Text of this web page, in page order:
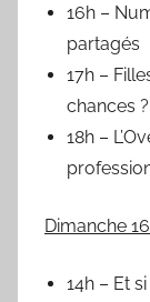
16h –
partagés
17h –
chances ?
18h –
Dimanche
14h – Et